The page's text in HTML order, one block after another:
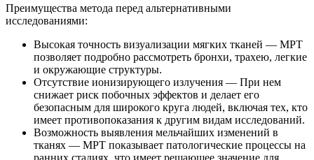
Преимущества метода перед альтернативными
исследованиями:
Высокая точность визуализации мягких тканей — МРТ
позволяет подробно рассмотреть бронхи, трахею, легкие
и окружающие структуры.
Отсутствие ионизирующего излучения — При нем
снижает риск побочных эффектов и делает его
безопасным для широкого круга людей, включая тех, кто
имеет противопоказания к другим видам исследований.
Возможность выявления мельчайших изменений в
тканях — МРТ показывает патологические процессы на